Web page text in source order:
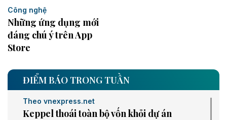
Công nghệ
Những ứng dụng mới
đáng chú ý trên App
Store
ĐIỂM BÁO TRONG TUẦN
Theo vnexpress.net
Keppel thoái toàn bộ vốn khỏi dự án